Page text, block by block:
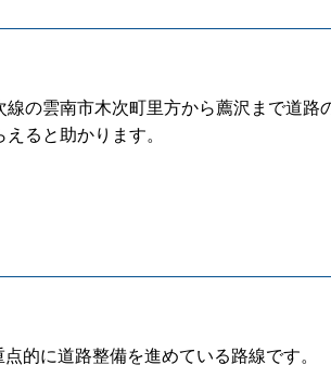
の雲南市木次町里方から薦沢まで道路
ると助かります。
的に道路整備を進めている路線です。